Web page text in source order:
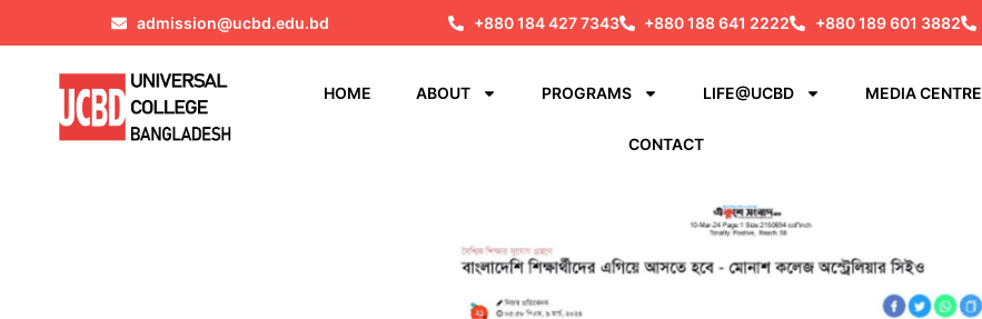
admission@ucbd.edu.bd +880 184 427 7343 +880 188 641 2222 +880 189 601 3882
HOME ABOUT PROGRAMS LIFE@UCBD MEDIA CENTRE
CONTACT